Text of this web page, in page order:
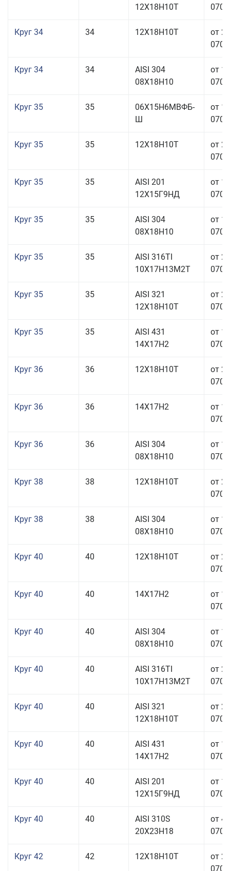
12Х18Н10Т
Круг 34 34 12Х18Н10Т
от
Круг 34 34
AISI 304
08Х18Н10
от
Круг 35 35
06Х15Н6МВФБ-
Ш
от
Круг 35 35 12Х18Н10Т
от
Круг 35 35
AISI 201
12Х15Г9НД
от
Круг 35 35
AISI 304
08Х18Н10
от
Круг 35 35
AISI 316TI
10Х17Н13М2Т
от
Круг 35 35
AISI 321
12Х18Н10Т
от
Круг 35 35
AISI 431
14Х17Н2
от
Круг 36 36 12Х18Н10Т
от
Круг 36 36 14Х17Н2
от
Круг 36 36
AISI 304
08Х18Н10
от
Круг 38 38 12Х18Н10Т
от
Круг 38 38
AISI 304
08Х18Н10
от
Круг 40 40 12Х18Н10Т
от
Круг 40 40 14Х17Н2
от
Круг 40 40
AISI 304
08Х18Н10
от
Круг 40 40
AISI 316TI
10Х17Н13М2Т
от
Круг 40 40
AISI 321
12Х18Н10Т
от
Круг 40 40
AISI 431
14Х17Н2
от
Круг 40 40
AISI 201
12Х15Г9НД
от
Круг 40 40
AISI 310S
20Х23Н18
от
Круг 42 42 12Х18Н10Т
от